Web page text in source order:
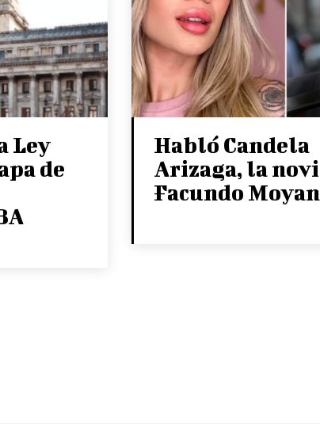
Ley
de
Habló Candela
Arizaga, la
Facundo